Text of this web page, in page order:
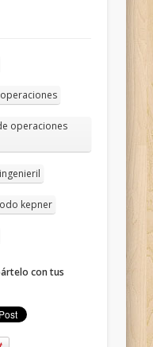
operaciones
kepner
con tus